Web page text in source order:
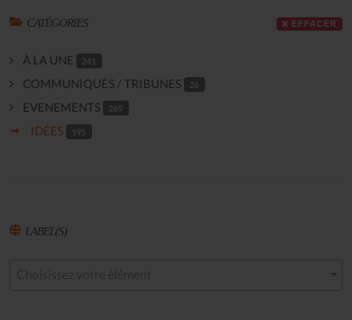
CATÉGORIES EFFACER
À LA UNE 241
COMMUNIQUÉS / TRIBUNES 26
EVENEMENTS 269
IDÉES 195
LABEL(S)